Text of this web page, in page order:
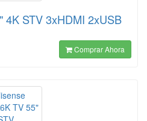
4K STV 3xHDMI 2xUSB
Comprar Ahora